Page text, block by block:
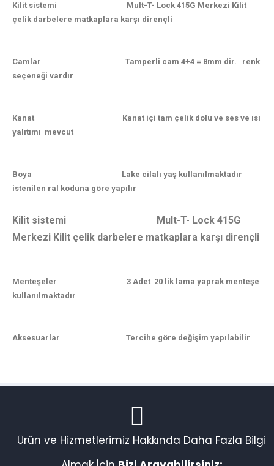
Kilit sistemi Mult-T- Lock 415G Merkezi Kilit
çelik darbelere matkaplara karşı dirençli
Camlar Tamperli cam 4+4 = 8mm dir. renk
seçeneği vardır
Kanat Kanat içi tam çelik dolu ve ses ve ısı
yalıtımı mevcut
Boya Lake cilalı yaş kullanılmaktadır
istenilen ral koduna göre yapılır
Kilit sistemi Mult-T- Lock 415G
Merkezi Kilit çelik darbelere matkaplara karşı dirençli
Menteşeler 3 Adet 20 lik lama yaprak menteşe
kullanılmaktadır
Aksesuarlar Tercihe göre değişim yapılabilir
Ürün ve Hizmetlerimiz Hakkında Daha Fazla Bilgi